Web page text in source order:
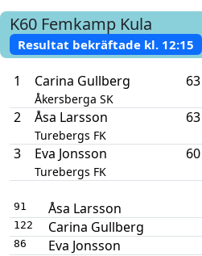
K60 Femkamp Kula
Resultat bekräftade kl. 12:15
1 Carina Gullberg
Åkersberga SK
63
2 Åsa Larsson
Turebergs FK
63
3 Eva Jonsson
Turebergs FK
60
91 Åsa Larsson
122 Carina Gullberg
86 Eva Jonsson